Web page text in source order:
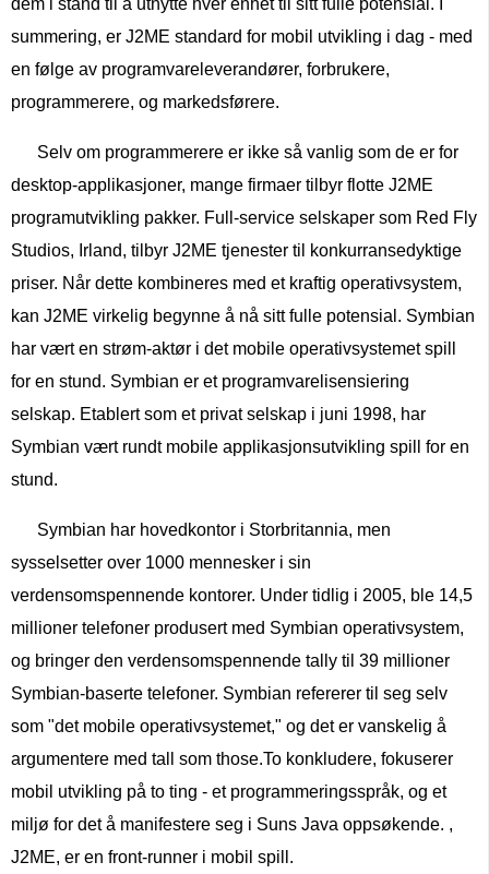
dem i stand til å utnytte hver enhet til sitt fulle potensial. I
summering, er J2ME standard for mobil utvikling i dag - med
en følge av programvareleverandører, forbrukere,
programmerere, og markedsførere.
Selv om programmerere er ikke så vanlig som de er for
desktop-applikasjoner, mange firmaer tilbyr flotte J2ME
programutvikling pakker. Full-service selskaper som Red Fly
Studios, Irland, tilbyr J2ME tjenester til konkurransedyktige
priser. Når dette kombineres med et kraftig operativsystem,
kan J2ME virkelig begynne å nå sitt fulle potensial. Symbian
har vært en strøm-aktør i det mobile operativsystemet spill
for en stund. Symbian er et programvarelisensiering
selskap. Etablert som et privat selskap i juni 1998, har
Symbian vært rundt mobile applikasjonsutvikling spill for en
stund.
Symbian har hovedkontor i Storbritannia, men
sysselsetter over 1000 mennesker i sin
verdensomspennende kontorer. Under tidlig i 2005, ble 14,5
millioner telefoner produsert med Symbian operativsystem,
og bringer den verdensomspennende tally til 39 millioner
Symbian-baserte telefoner. Symbian refererer til seg selv
som "det mobile operativsystemet," og det er vanskelig å
argumentere med tall som those.To konkludere, fokuserer
mobil utvikling på to ting - et programmeringsspråk, og et
miljø for det å manifestere seg i Suns Java oppsøkende. ,
J2ME, er en front-runner i mobil spill.